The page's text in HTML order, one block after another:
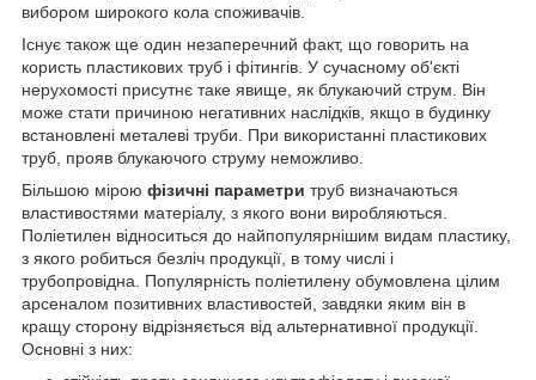
вибором широкого кола споживачів.
Існує також ще один незаперечний факт, що говорить на
користь пластикових труб і фітингів. У сучасному об'єкті
нерухомості присутнє таке явище, як блукаючий струм. Він
може стати причиною негативних наслідків, якщо в будинку
встановлені металеві труби. При використанні пластикових
труб, прояв блукаючого струму неможливо.
Більшою мірою фізичні параметри труб визначаються
властивостями матеріалу, з якого вони виробляються.
Поліетилен відноситься до найпопулярнішим видам пластику,
з якого робиться безліч продукції, в тому числі і
трубопровідна. Популярність поліетилену обумовлена цілим
арсеналом позитивних властивостей, завдяки яким він в
кращу сторону відрізняється від альтернативної продукції.
Основні з них: